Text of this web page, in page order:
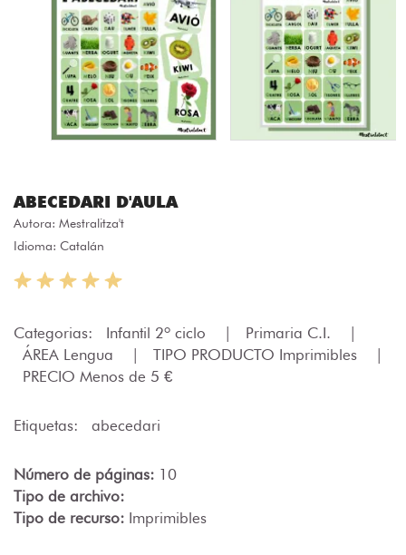
ABECEDARI D'AULA
Autora: Mestralitza't
Idioma: Catalán
Categorias: Infantil 2º ciclo | Primaria C.I.
|
ÁREA Lengua
| TIPO PRODUCTO Imprimibles
|
PRECIO Menos de 5 €
Etiquetas: abecedari
Número de páginas: 10
Tipo de archivo:
Tipo de recurso: Imprimibles